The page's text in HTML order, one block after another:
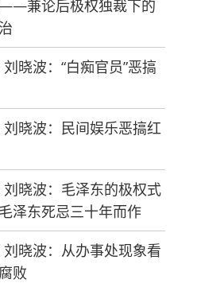
兼论后极权独裁下的
晓波：“白痴官员”恶搞
晓波：民间娱乐恶搞红
晓波：毛泽东的极权式
泽东死忌三十年而作
晓波：从办事处现象看
败